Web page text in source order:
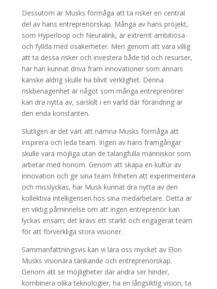
Dessutom är Musks förmåga att ta risker en central
del av hans entreprenörskap. Många av hans projekt,
som Hyperloop och Neuralink, är extremt ambitiösa
och fyllda med osäkerheter. Men genom att vara villig
att ta dessa risker och investera både tid och resurser,
har han kunnat driva fram innovationer som annars
kanske aldrig skulle ha blivit verklighet. Denna
riskbenägenhet är något som många entreprenörer
kan dra nytta av, särskilt i en värld där förändring är
den enda konstanten.
Slutligen är det värt att nämna Musks förmåga att
inspirera och leda team. Ingen av hans framgångar
skulle vara möjliga utan de talangfulla människor som
arbetar med honom. Genom att skapa en kultur av
innovation och ge sina team friheten att experimentera
och misslyckas, har Musk kunnat dra nytta av den
kollektiva intelligensen hos sina medarbetare. Detta är
en viktig påminnelse om att ingen entreprenör kan
lyckas ensam; det krävs ett starkt och engagerat team
för att förverkliga stora visioner.
Sammanfattningsvis kan vi lära oss mycket av Elon
Musks visionära tänkande och entreprenörskap.
Genom att se möjligheter där andra ser hinder,
kombinera olika teknologier, ha en långsiktig vision, ta